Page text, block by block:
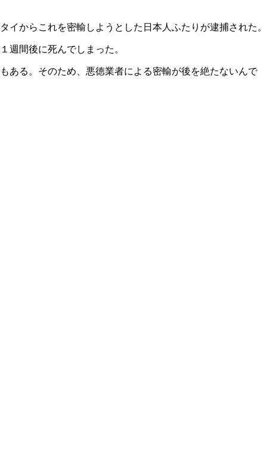
からこれを密輸しようとした日本人ふたりが逮捕された。
週間後に死んでしまった。
ある。そのため、悪徳業者による密輸が後を絶たないんで